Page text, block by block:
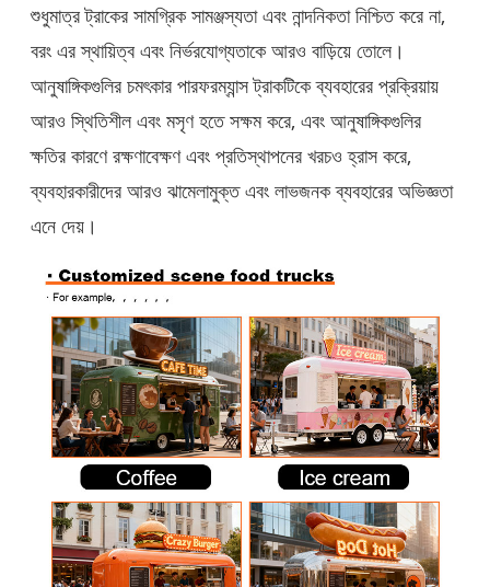
শুধুমাত্র ট্রাকের সামগ্রিক সামঞ্জস্যতা এবং নান্দনিকতা নিশ্চিত করে না,
বরং এর স্থায়িত্ব এবং নির্ভরযোগ্যতাকে আরও বাড়িয়ে তোলে।
আনুষাঙ্গিকগুলির চমৎকার পারফরম্যান্স ট্রাকটিকে ব্যবহারের প্রক্রিয়ায়
আরও স্থিতিশীল এবং মসৃণ হতে সক্ষম করে, এবং আনুষাঙ্গিকগুলির
ক্ষতির কারণে রক্ষণাবেক্ষণ এবং প্রতিস্থাপনের খরচও হ্রাস করে,
ব্যবহারকারীদের আরও ঝামেলামুক্ত এবং লাভজনক ব্যবহারের অভিজ্ঞতা
এনে দেয়।